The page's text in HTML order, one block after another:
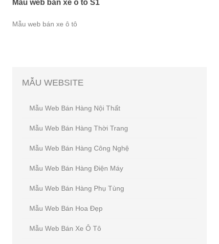
Mẫu web bán xe ô tô S1
Mẫu web bán xe ô tô
MẪU WEBSITE
Mẫu Web Bán Hàng Nội Thất
Mẫu Web Bán Hàng Thời Trang
Mẫu Web Bán Hàng Công Nghệ
Mẫu Web Bán Hàng Điện Máy
Mẫu Web Bán Hàng Phụ Tùng
Mẫu Web Bán Hoa Đẹp
Mẫu Web Bán Xe Ô Tô